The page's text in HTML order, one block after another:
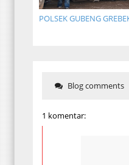
POLSEK GUBENG
Blog comments
1 komentar: